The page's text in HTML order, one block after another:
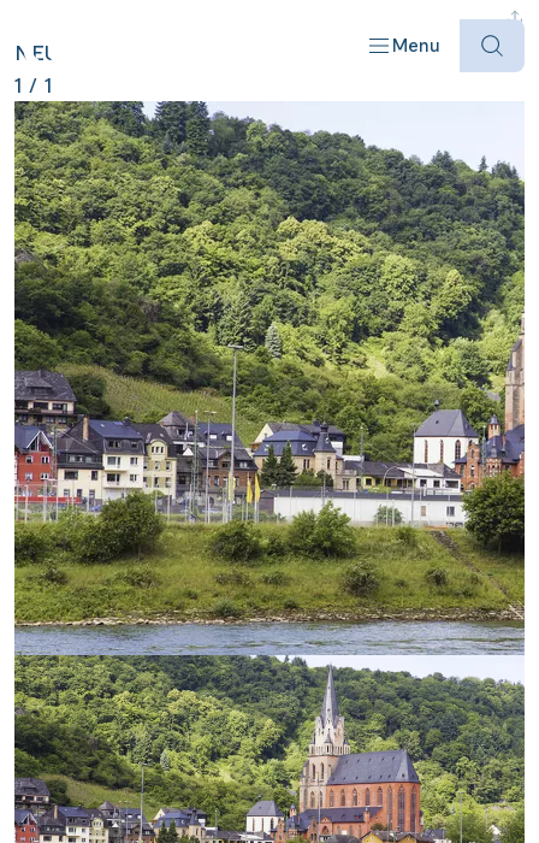
Menu
Offres
Destinations
Bateaux
Informations
Contact
Mentions légales
Contact professionnel
NEU
1 / 1